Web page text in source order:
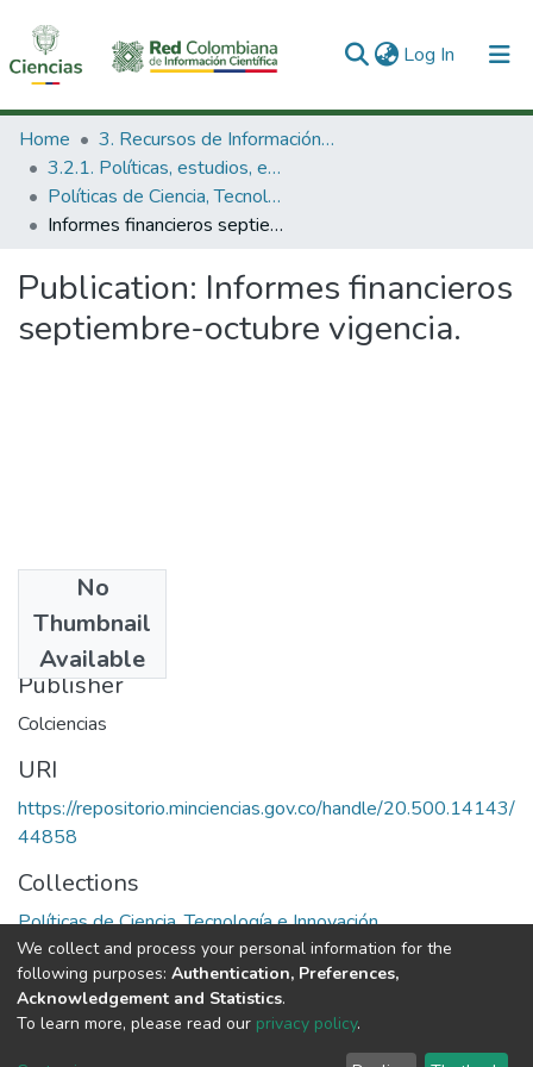
Log In (current)
Communities & Collections
All of DSpace
Statistics
Home
3. Recursos de Información Científica y Tecnológica
3.2.1. Políticas, estudios, evaluaciones e indicadores de CTeI
Políticas de Ciencia, Tecnología e Innovación
Informes financieros septiembre-octubre vigencia.
Publication: Informes financieros
septiembre-octubre vigencia.
No
Thumbnail
Available
1972
Publisher
Colciencias
URI
https://repositorio.minciencias.gov.co/handle/20.500.14143/
44858
Collections
Políticas de Ciencia, Tecnología e Innovación
Full item page
DSpace software copyright © 2002-2026
We collect and process your personal information for the
following purposes: Authentication, Preferences,
Acknowledgement and Statistics.
To learn more, please read our privacy policy.